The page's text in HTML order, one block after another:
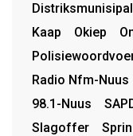
Kaap
Okiep
Radio Nfm-Nuus
98.1-Nuus
Slagoffer